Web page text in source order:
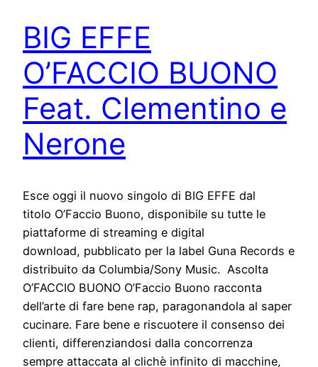
BIG EFFE
O’FACCIO BUONO
Feat. Clementino e
Nerone
Esce oggi il nuovo singolo di BIG EFFE dal
titolo O’Faccio Buono, disponibile su tutte le
piattaforme di streaming e digital
download, pubblicato per la label Guna Records e
distribuito da Columbia/Sony Music. Ascolta
O’FACCIO BUONO O’Faccio Buono racconta
dell’arte di fare bene rap, paragonandola al saper
cucinare. Fare bene e riscuotere il consenso dei
clienti, differenziandosi dalla concorrenza
sempre attaccata al clichè infinito di macchine,